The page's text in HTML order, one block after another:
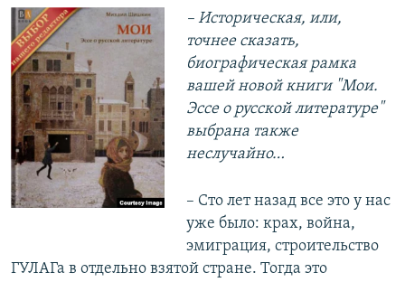
– Историческая, или,
точнее сказать,
биографическая рамка
вашей новой книги "Мои.
Эссе о русской литературе"
выбрана также
неслучайно…
– Сто лет назад все это у нас
уже было: крах, война,
эмиграция, строительство
ГУЛАГа в отдельно взятой стране. Тогда это